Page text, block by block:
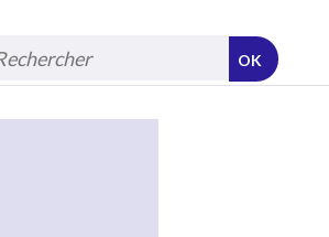
OK